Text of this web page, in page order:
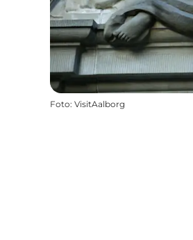
Foto: VisitAalborg